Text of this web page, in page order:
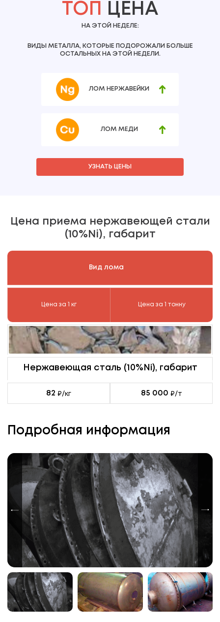
ТОП ЦЕНА
НА ЭТОЙ НЕДЕЛЕ:
ВИДЫ МЕТАЛЛА, КОТОРЫЕ ПОДОРОЖАЛИ БОЛЬШЕ
ОСТАЛЬНЫХ НА ЭТОЙ НЕДЕЛИ.
УЗНАТЬ ЦЕНЫ
ЛОМ НЕРЖАВЕЙКИ
ЛОМ МЕДИ
Цена приема нержавеющей стали
(10%Ni), габарит
Вид лома
Цена за 1 кг Цена за 1 тонну
Нержавеющая сталь (10%Ni), габарит
82 ₽/кг 85 000 ₽/т
Подробная информация